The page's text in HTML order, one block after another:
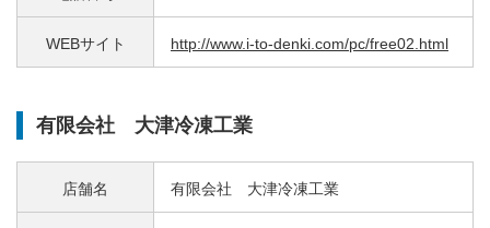
WEBサイト http://www.i-to-denki.com/pc/free02.html
有限会社 大津冷凍工業
店舗名 有限会社 大津冷凍工業